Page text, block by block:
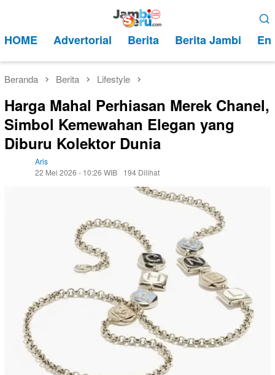
kontenMobile
HOME Advertorial Berita Berita Jambi
Beranda Berita Lifestyle
Harga Mahal Perhiasan Merek Chanel,
Simbol Kemewahan Elegan yang
Diburu Kolektor Dunia
Aris
22 Mei 2026 - 10:26 WIB
194 Dilihat